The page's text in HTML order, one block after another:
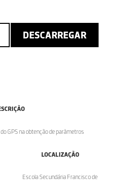
DESCARREGAR
GPS na obtenção de parâmetros
LOCALIZAÇÃO
Escola Secundária Francisco de